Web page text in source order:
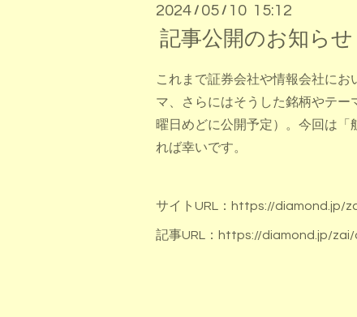
2024 / 05 / 10 15:12
記事公開のお知ら
これまで証券会社や情報会社に
マ、さらにはそうした銘柄やテ
曜日めどに公開予定）。今回は
れば幸いです。
サイトURL： https://diamond.jp/
記事URL： https://diamond.jp/